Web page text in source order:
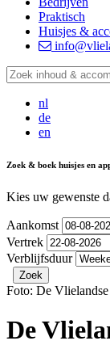
Praktisch
Huisjes &
nl
de
en
Zoek & boek huisjes en
Kies uw gewenste
Aankomst
Vertrek
Verblijfsduur
Foto: De Vlielandse
De